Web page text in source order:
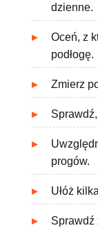
dzienne.
Oceń, z
podłogę.
Zmierz
progów.
Ułóż
Sprawdź